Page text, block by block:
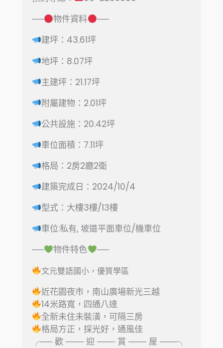
o
o
k
n
g
e
──
物件資料
──
建坪：43.61坪
地坪：8.07坪
主建坪：21.17坪
附屬建物 ：2.01坪
公共設施 ：20.42坪
車位面積 ：7.11坪
格局：2房2廳2衛
建築完成日：2024/10/4
型式：大樓3樓/13樓
車位:私有, 坡道平面車位/機車位
──
物件特色 ──
文元雙語國小，優質學區
近花園夜市，南山廣場新光三越
14米路寬，四通八達
全新未住未裝潢，可隔三房
格局方正，採光好，通風佳
╭── 歡 ─── 迎 ─── 賞 ─── 屋 ───╮